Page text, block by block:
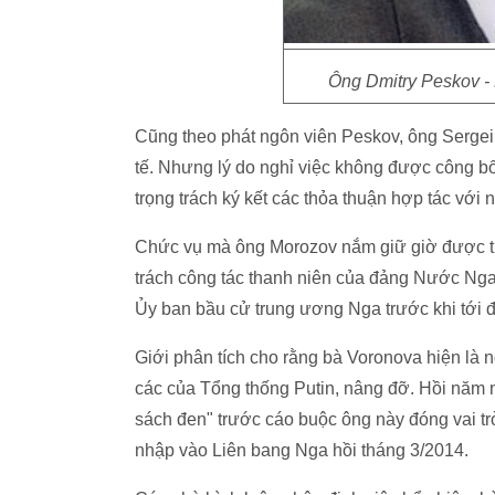
Ông Dmitry Peskov
Cũng theo phát ngôn viên Peskov, ông
tế. Nhưng lý do nghỉ việc không được công
trọng trách ký kết các thỏa thuận hợp tác
Chức vụ mà ông Morozov nắm giữ giờ được
trách công tác thanh niên của đảng Nước
Ủy ban bầu cử trung ương Nga trước khi tới
Giới phân tích cho rằng bà Voronova hiện là
các của Tổng thống Putin, nâng đỡ. Hồi
sách đen" trước cáo buộc ông này đóng vai
nhập vào Liên bang Nga hồi tháng 3/2014.